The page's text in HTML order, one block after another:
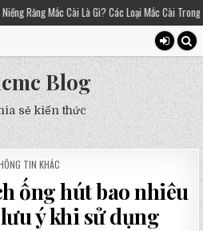
Gì? Các Loại Mắc Cài Trong Niềng Răng –
Blog
sẻ kiến thức
TIN KHÁC
ống hút bao nhiêu
ý khi sử dụng